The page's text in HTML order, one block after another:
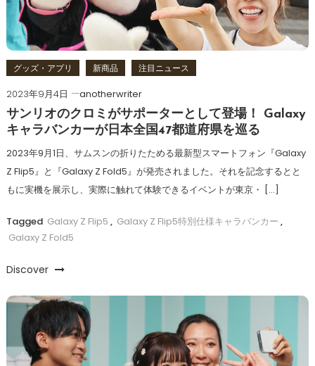
グッズ・アプリ 新商品 注目ニュース
2023年9月4日
anotherwriter
サンリオのクロミがサポーターとして登場！ Galaxy
キャラバンカーが日本全国47都道府県を巡る
2023年9月1日、サムスンの折りたためる最新型スマートフォン『Galaxy
Z Flip5』と『Galaxy Z Fold5』が発売されました。それを記念するとと
もに実機を展示し、実際に触れて体験できるイベントが東京・ […]
Tagged Galaxy Z Flip5 , Galaxy Z Flip5特別仕様キャラバンカー ,
Galaxy Z Fold5
Discover